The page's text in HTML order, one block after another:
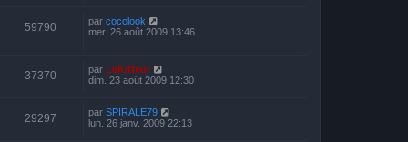
59790 par cocolook
mer. 26 août 2009 13:46
37370 par LeKiffeur
dim. 23 août 2009 12:30
29297 par SPIRALE79
lun. 26 janv. 2009 22:13